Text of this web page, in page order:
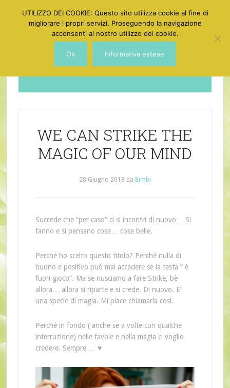
Dotgirl
WE CAN STRIKE THE
MAGIC OF OUR MIND
28 Giugno 2018 da Bimbi
Succede che “per caso” ci si incontri di nuovo… Si
fanno e si pensano cose… cose belle.
Perché ho scelto questo titolo? Perché nulla di
buono e positivo può mai accadere se la testa ” è
fuori gioco”. Ma se riusciamo a fare Strike, bè
allora… allora si riparte e si crede. Di nuovo. E’
una specie di magia. Mi piace chiamarla così.
Perché in fondo ( anche se a volte con qualche
interruzione) nelle favole e nella magia ci voglio
credere. Sempre … ♥
UTILIZZO DEI COOKIE: Questo sito utilizza cookie al fine di
migliorare i propri servizi. Proseguendo la navigazione
acconsenti al nostro utilizzo dei cookie.
Ok Informativa estesa